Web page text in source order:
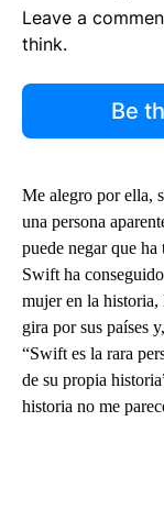
Leave a
think.
Be
Me alegro por ella,
una persona
puede negar que
Swift ha
mujer en la historia,
gira por sus países
“Swift es la rara
de su propia
historia no me